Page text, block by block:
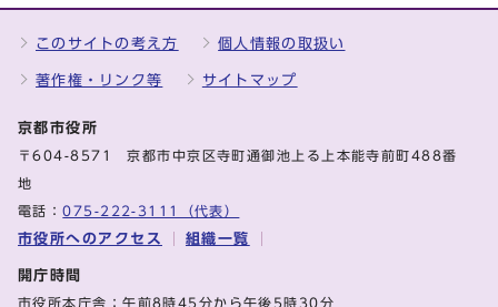
このサイトの考え方 個人情報の取扱い
著作権・リンク等 サイトマップ
京都市役所
〒604-8571 京都市中京区寺町通御池上る上本能寺前町488番
地
電話：075-222-3111（代表）
市役所へのアクセス 組織一覧
開庁時間
市役所本庁舎：午前8時45分から午後5時30分